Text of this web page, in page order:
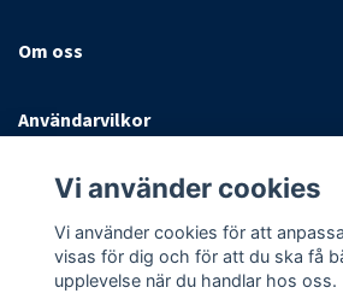
Om oss
Användarvilkor
Sociala medier
Vi använder cookies
Vi använder cookies för att
visas för dig och för att du ska få
upplevelse när du handlar hos oss.